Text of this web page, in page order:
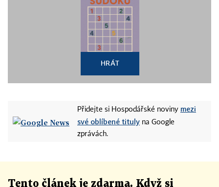
HRÁT
Přidejte si Hospodářské noviny mezi
své oblíbené tituly na Google
zprávách.
Tento článek je zdarma. Když si